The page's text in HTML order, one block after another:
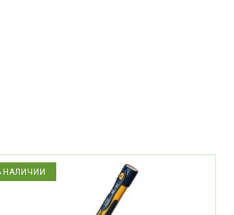
НАЛИЧИИ